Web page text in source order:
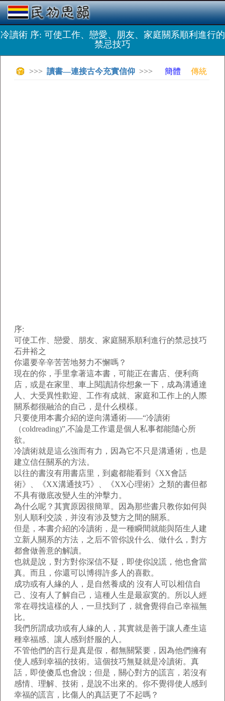
冷讀術 序: 可使工作、戀愛、朋友、家庭關系順利進行的
禁忌技巧
>>> 讀書—連接古今充實信仰 >>> 簡體 傳統
序:
可使工作、戀愛、朋友、家庭關系順利進行的禁忌技巧
石井裕之
你還要辛辛苦苦地努力不懈嗎？
現在的你，手里拿著這本書，可能正在書店、便利商
店，或是在家里、車上閱讀請你想象一下，成為溝通達
人、大受異性歡迎、工作有成就、家庭和工作上的人際
關系都很融洽的自己，是什么模樣。
只要使用本書介紹的逆向溝通術——“冷讀術
（coldreading)”,不論是工作還是個人私事都能隨心所
欲。
冷讀術就是這么強而有力，因為它不只是溝通術，也是
建立信任關系的方法。
以往的書沒有用書店里，到處都能看到《XX會話
術》、《XX溝通技巧》、《XX心理術》之類的書但都
不具有徹底改變人生的沖擊力。
為什么呢？其實原因很簡單。因為那些書只教你如何與
別人順利交談，并沒有涉及雙方之間的關系。
但是，本書介紹的冷讀術，是一種瞬間就能與陌生人建
立新人關系的方法，之后不管你說什么、做什么，對方
都會做善意的解讀。
也就是說，對方對你深信不疑，即使你說謊，他也會當
真。而且，你還可以博得許多人的喜歡。
成功或有人緣的人，是自然養成的 沒有人可以相信自
己、沒有人了解自己，這種人生是最寂寞的。所以人經
常在尋找這樣的人，一旦找到了，就會覺得自己幸福無
比。
我們所謂成功或有人緣的人，其實就是善于讓人產生這
種幸福感、讓人感到舒服的人。
不管他們的言行是真是假，都無關緊要，因為他們擁有
使人感到幸福的技術。這個技巧無疑就是冷讀術。真
話，即使傻瓜也會說；但是，關心對方的謊言，若沒有
感情、理解、技術，是說不出來的。你不覺得使人感到
幸福的謊言，比傷人的真話更了不起嗎？